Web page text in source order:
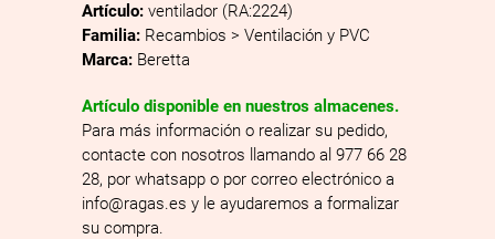
Artículo: ventilador (RA:2224)
Familia: Recambios > Ventilación y PVC
Marca: Beretta
Artículo disponible en nuestros almacenes.
Para más información o realizar su pedido,
contacte con nosotros llamando al 977 66 28
28, por whatsapp o por correo electrónico a
info@ragas.es y le ayudaremos a formalizar
su compra.